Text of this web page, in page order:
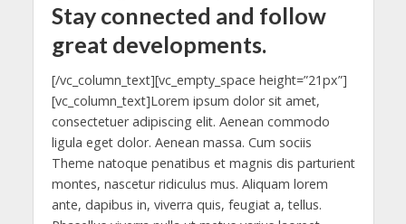
Stay connected and follow
great developments.
[/vc_column_text][vc_empty_space height=”21px”]
[vc_column_text]Lorem ipsum dolor sit amet,
consectetuer adipiscing elit. Aenean commodo
ligula eget dolor. Aenean massa. Cum sociis
Theme natoque penatibus et magnis dis parturient
montes, nascetur ridiculus mus. Aliquam lorem
ante, dapibus in, viverra quis, feugiat a, tellus.